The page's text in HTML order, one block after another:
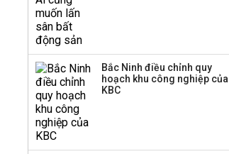
Bắc Ninh điều chỉnh quy
hoạch khu công nghiệp của
KBC